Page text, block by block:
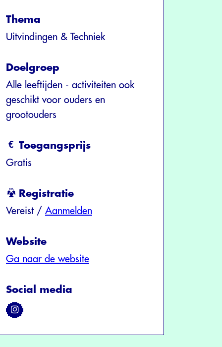
Thema
Uitvindingen & Techniek
Doelgroep
Alle leeftijden - activiteiten ook
geschikt voor ouders en
grootouders
Toegangsprijs
Gratis
Registratie
Vereist / Aanmelden
Website
Ga naar de website
Social media